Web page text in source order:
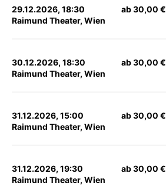
29.12.2026, 18:30
Raimund Theater, Wien
ab 30,00 €
30.12.2026, 18:30
Raimund Theater, Wien
ab 30,00 €
31.12.2026, 15:00
Raimund Theater, Wien
ab 30,00 €
31.12.2026, 19:30
Raimund Theater, Wien
ab 30,00 €